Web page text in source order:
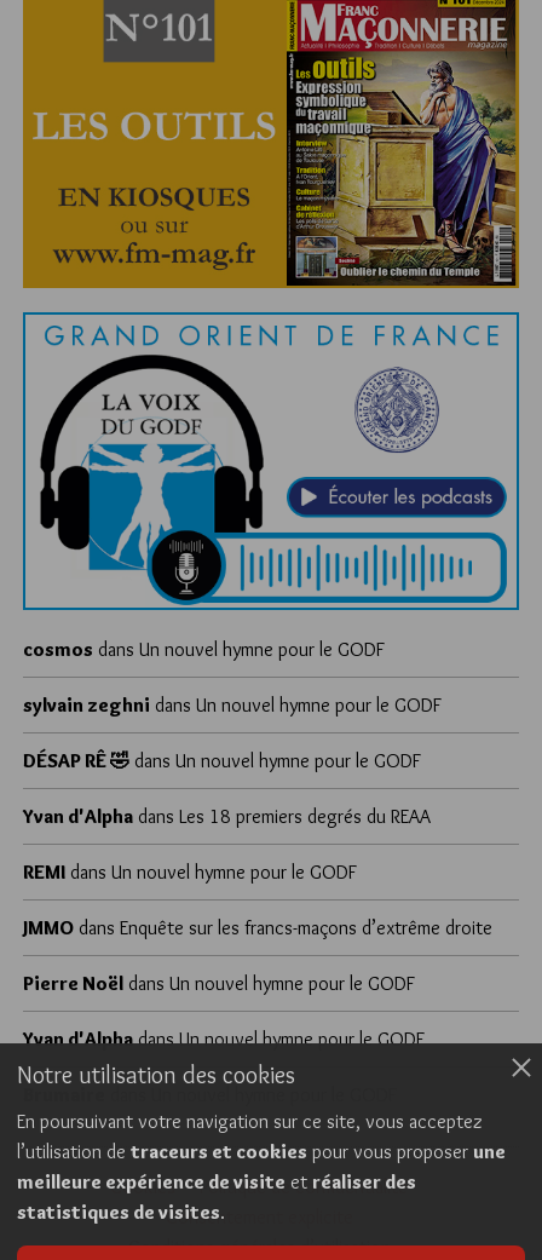
cosmos dans Un nouvel hymne pour le GODF
sylvain zeghni dans Un nouvel hymne pour le GODF
DÉSAP RÊ 🤣 dans Un nouvel hymne pour le GODF
Yvan d'Alpha dans Les 18 premiers degrés du REAA
REMI dans Un nouvel hymne pour le GODF
JMMO dans Enquête sur les francs-maçons d’extrême droite
Pierre Noël dans Un nouvel hymne pour le GODF
Yvan d'AlphadansUn nouvel hymne pour le GODF
Cookies
Politique de confidentialité
Consentement explicite
Conditions générales d’utilisation
Notre utilisation des cookies
En poursuivant votre navigation sur ce site, vous acceptez
l’utilisation de traceurs et cookies pour vous proposer une
meilleure expérience de visite et réaliser des
statistiques de visites.